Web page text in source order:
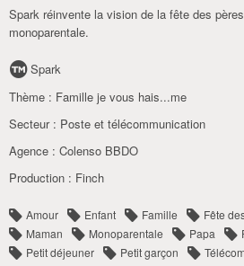
Spark réinvente la vision de la fête des
monoparentale.
Spark
Thème : Famille je vous hais...me
Secteur : Poste et télécommunication
Agence : Colenso BBDO
Production : Finch
Amour Enfant Famille Fête
Maman
Monoparentale Papa
Petit déjeuner
Petit garçon